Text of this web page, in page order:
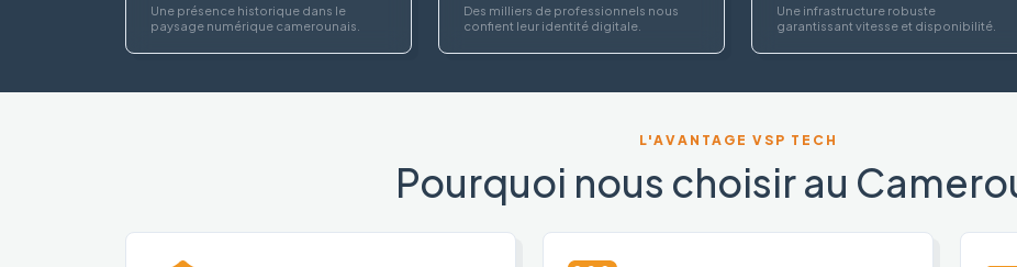
Une présence historique dans le
paysage numérique camerounais.
Des milliers de professionnels nous
confient leur identité digitale.
Une infrastructure robuste
garantissant vitesse et disponibilité.
L'AVANTAGE VSP TECH
Pourquoi nous choisir au